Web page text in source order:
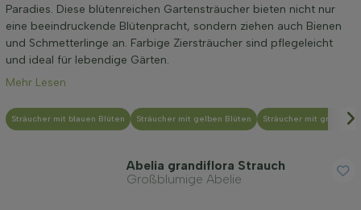
Wurzel-Typ
Höhe bei Lieferung (cm)
Paradies. Diese blütenreichen Gartensträucher bieten nicht nur
eine beeindruckende Blütenpracht, sondern ziehen auch Bienen
und Schmetterlinge an. Farbige Ziersträucher sind pflegeleicht
und ideal für lebendige Gärten.
Mehr Lesen
Sträucher mit blauen Blüten Sträucher mit gelben Blüten Sträucher mit grünen
Abelia grandiflora Strauch
Großblumige Abelie